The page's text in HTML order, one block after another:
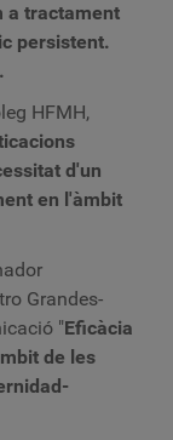
a tractament
persistent.
HFMH,
d'un
en l'àmbit
Grandes-
"Eficàcia
de les